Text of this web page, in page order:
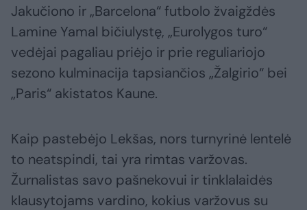
Jakučiono ir „Barcelona“ futbolo žvaigždės
Lamine Yamal bičiulystę, „Eurolygos turo“
vedėjai pagaliau priėjo ir prie reguliariojo
sezono kulminacija tapsiančios „Žalgirio“ bei
„Paris“ akistatos Kaune.
Kaip pastebėjo Lekšas, nors turnyrinė lentelė
to neatspindi, tai yra rimtas varžovas.
Žurnalistas savo pašnekovui ir tinklalaidės
klausytojams vardino, kokius varžovus su